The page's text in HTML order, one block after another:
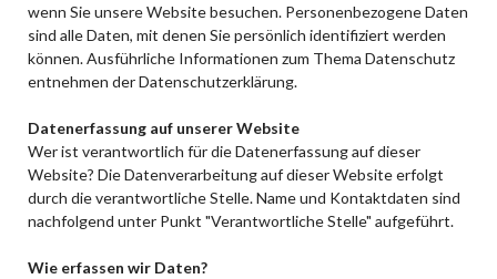
wenn Sie unsere Website besuchen. Personenbezogene Daten
sind alle Daten, mit denen Sie persönlich identifiziert werden
können. Ausführliche Informationen zum Thema Datenschutz
entnehmen der Datenschutzerklärung.
Datenerfassung auf unserer Website
Wer ist verantwortlich für die Datenerfassung auf dieser
Website? Die Datenverarbeitung auf dieser Website erfolgt
durch die verantwortliche Stelle. Name und Kontaktdaten sind
nachfolgend unter Punkt "Verantwortliche Stelle" aufgeführt.
Wie erfassen wir Daten?